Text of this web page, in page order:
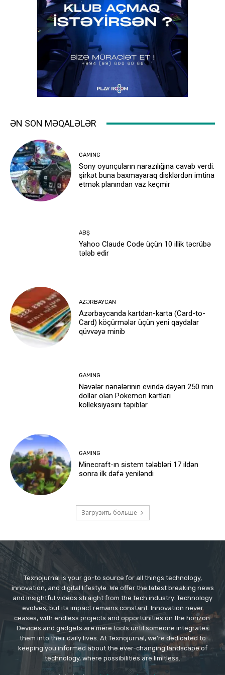
ƏN SON MƏQALƏLƏR
GAMING
Sony oyunçuların narazılığına cavab verdi:
şirkət buna baxmayaraq disklərdən imtina
etmək planından vaz keçmir
ABŞ
Yahoo Claude Code üçün 10 illik təcrübə
tələb edir
AZƏRBAYCAN
Azərbaycanda kartdan-karta (Card-to-
Card) köçürmələr üçün yeni qaydalar
qüvvəyə minib
GAMING
Nəvələr nənələrinin evində dəyəri 250 min
dollar olan Pokemon kartları
kolleksiyasını tapıblar
GAMING
Minecraft-ın sistem tələbləri 17 ildən
sonra ilk dəfə yeniləndi
Загрузить больше
Texnojurnal is your go-to source for all things technology,
innovation, and digital lifestyle. We offer the latest breaking news
and insightful videos straight from the tech industry. Technology
evolves, but its impact remains constant. Innovation never
ceases, with endless projects and opportunities on the horizon.
Devices and gadgets are mere tools until someone integrates
them into their daily lives. At Texnojurnal, we're dedicated to
keeping you informed about the ever-changing landscape of
technology, where possibilities are limitless.